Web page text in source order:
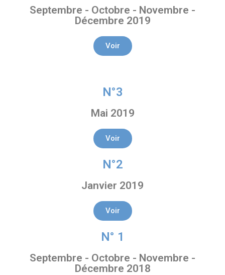
Septembre - Octobre - Novembre -
Décembre 2019
Voir
N°3
Mai 2019
Voir
N°2
Janvier 2019
Voir
N° 1
Septembre - Octobre - Novembre -
Décembre 2018